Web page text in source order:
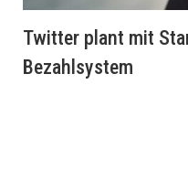
Twitter plant mit
Bezahlsystem